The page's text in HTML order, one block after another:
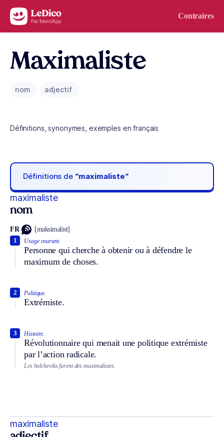
Aller au contenu Contraires
Maximaliste
nom adjectif
Définitions, synonymes, exemples en français
Définitions de “maximaliste“
maximaliste
nom
FR [maksimalist]
Usage courant.
Personne qui cherche à obtenir ou à défendre le
maximum de choses.
1
Politique.
Extrémiste.
2
Histoire.
Révolutionnaire qui menait une politique extrémiste
par l’action radicale.
3
Les bolcheviks furent des maximalistes.
maximaliste